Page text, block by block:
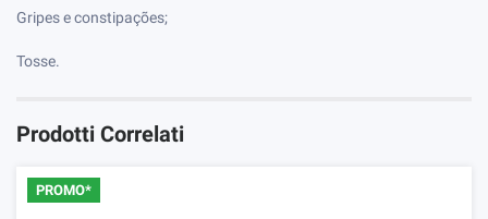
Gripes e constipações;
Tosse.
Prodotti Correlati
PROMO*